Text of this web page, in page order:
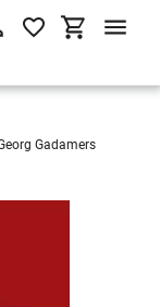
Gadamers